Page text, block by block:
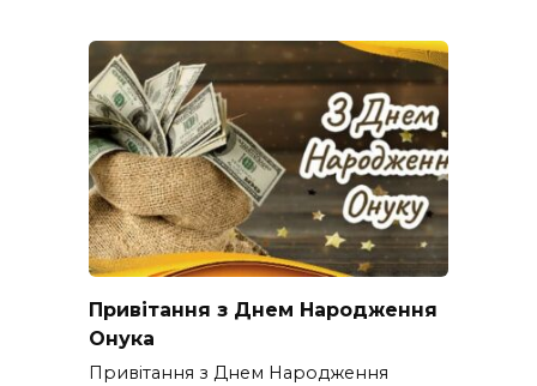
Привітання з Днем Народження
Онука
Привітання з Днем Народження